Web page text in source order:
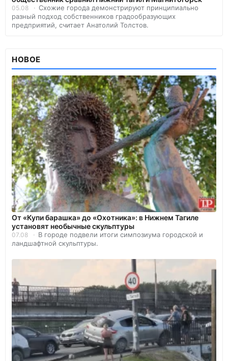
05.08
Схожие города демонстрируют принципиально
разный подход собственников градообразующих
предприятий, считает Анатолий Толстов.
НОВОЕ
От «Купи барашка» до «Охотника»: в Нижнем Тагиле
установят необычные скульптуры
07.08
В городе подвели итоги симпозиума городской и
ландшафтной скульптуры.